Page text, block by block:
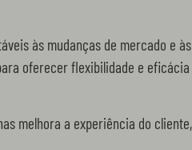
às mudanças de mercado e às
oferecer flexibilidade e eficácia
melhora a experiência do